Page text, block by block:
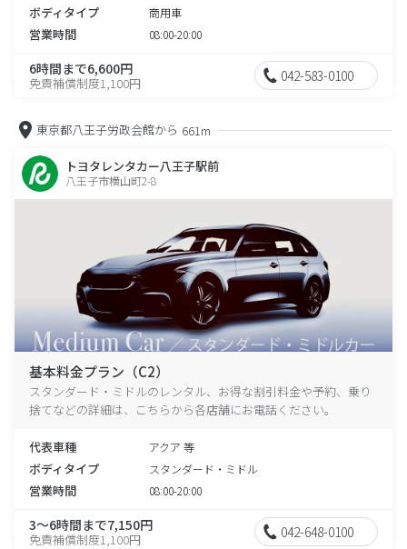
ボディタイプ 商用車
営業時間 08:00-20:00
6時間まで6,600円
免責補償制度1,100円 042-583-0100
東京都八王子労政会館から 661m
トヨタレンタカー八王子駅前
八王子市横山町2-8
基本料金プラン（C2）
スタンダード・ミドルのレンタル、お得な割引料金や予約、乗り
捨てなどの詳細は、こちらから各店舗にお電話ください。
代表車種 アクア 等
ボディタイプ スタンダード・ミドル
営業時間 08:00-20:00
3～6時間まで7,150円
免責補償制度1,100円 042-648-0100